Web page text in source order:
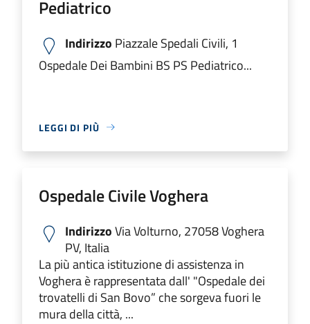
Pediatrico
Indirizzo Piazzale Spedali Civili, 1
Ospedale Dei Bambini BS PS Pediatrico...
LEGGI DI PIÙ
Ospedale Civile Voghera
IndirizzoVia Volturno, 27058 Voghera
PV, Italia
La più antica istituzione di assistenza in
Voghera è rappresentata dall' "Ospedale dei
trovatelli di San Bovo” che sorgeva fuori le
mura della città, ...